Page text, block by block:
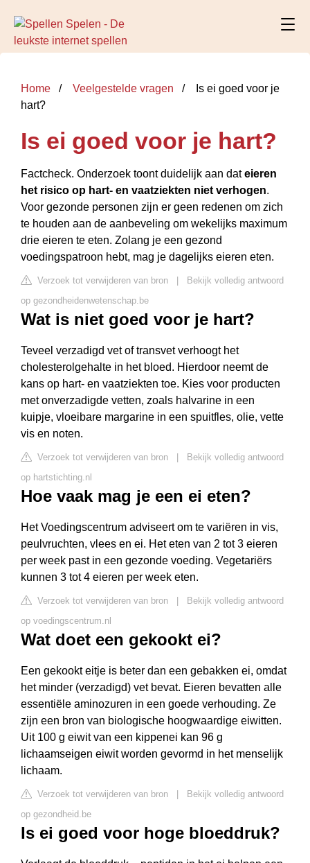
Home Veelgestelde vragen
Is ei goed voor je
hart?
Is ei goed voor je hart?
Factcheck. Onderzoek toont duidelijk aan dateieren
het risico op hart- en vaatziekten niet verhogen.
Voor gezonde personen zijn er geen redenen om zich
te houden aan de aanbeveling om wekelijks maximum
drie eieren te eten. Zolang je een gezond
voedingspatroon hebt, mag je dagelijks eieren eten.
Verzoek tot verwijderen van bron
Bekijk volledig antwoord
op gezondheidenwetenschap.be
Wat is niet goed voor je hart?
Teveel verzadigd vet of transvet verhoogt het
cholesterolgehalte in het bloed. Hierdoor neemt de
kans op hart- en vaatziekten toe. Kies voor producten
met onverzadigde vetten, zoals halvarine in een
kuipje, vloeibare margarine in een spuitfles, olie, vette
vis en noten.
Verzoek tot verwijderen van bron
Bekijk volledig antwoord
op hartstichting.nl
Hoe vaak mag je een ei eten?
Het Voedingscentrum adviseert om te variëren in vis,
peulvruchten, vlees en ei. Het eten van 2 tot 3 eieren
per week past in een gezonde voeding. Vegetariërs
kunnen 3 tot 4 eieren per week eten.
Verzoek tot verwijderen van bron
Bekijk volledig antwoord
op voedingscentrum.nl
Wat doet een gekookt ei?
Een gekookt eitje is beter dan een gebakken ei, omdat
het minder (verzadigd) vet bevat. Eieren bevatten alle
essentiële aminozuren in een goede verhouding. Ze
zijn een bron van biologische hoogwaardige eiwitten.
Uit 100 g eiwit van een kippenei kan 96 g
lichaamseigen eiwit worden gevormd in het menselijk
lichaam.
Verzoek tot verwijderen van bron
Bekijk volledig antwoord
op gezondheid.be
Is ei goed voor hoge bloeddruk?